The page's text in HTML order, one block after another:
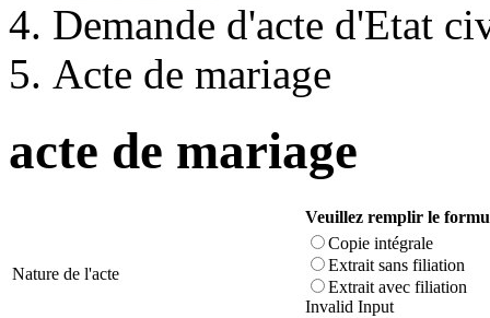
Demande d'acte d'Etat
Acte de mariage
acte de mariage
Veuillez remplir le
Nature de l'acte
Copie intégrale
Extrait sans filiation
Extrait avec filiation
Invalid Input